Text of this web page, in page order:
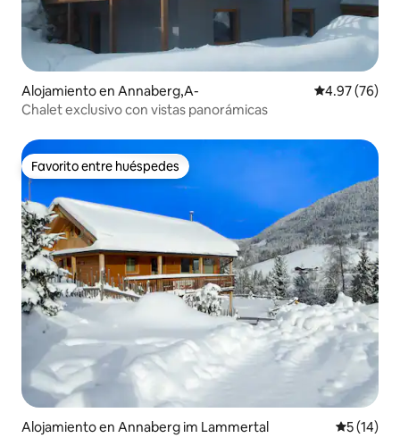
Alojamiento en Annaberg,A- Calificación
4.97 (76)
Chalet exclusivo con vistas panorámicas
Favorito entre huéspedes
Favorito entre huéspedes
Alojamiento en Annaberg im Lammertal
5 (14)